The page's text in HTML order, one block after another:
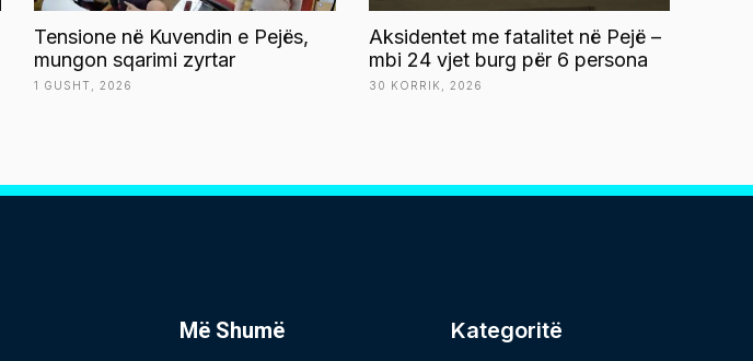
Tensione në Kuvendin e Pejës,
mungon sqarimi zyrtar
1 GUSHT, 2026
Aksidentet me fatalitet në Pejë –
mbi 24 vjet burg për 6 persona
30 KORRIK, 2026
Më Shumë Kategoritë